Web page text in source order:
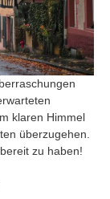
klaren Himmel
überzugehen.
zu haben!